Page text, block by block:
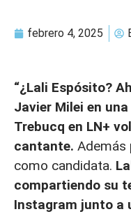
febrero 4, 2025
“¿Lali Espósito?
Javier Milei en
Trebucq en LN+
cantante. Además
como candidata.
compartiendo su
Instagram junto a